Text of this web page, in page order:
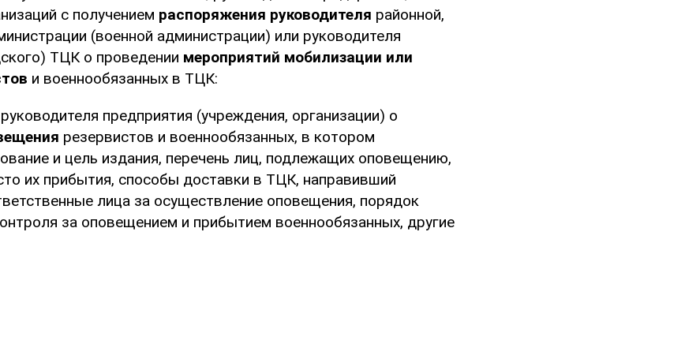
с получением распоряжения руководителя районной,
(военной администрации) или руководителя
ТЦК о проведении мероприятий мобилизации или
и военнообязанных в ТЦК:
предприятия (учреждения, организации) о
резервистов и военнообязанных, в котором
и цель издания, перечень лиц, подлежащих оповещению,
их прибытия, способы доставки в ТЦК, направивший
лица за осуществление оповещения, порядок
за оповещением и прибытием военнообязанных, другие